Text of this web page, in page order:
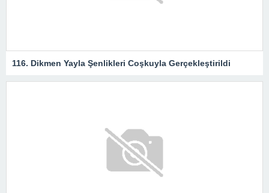
116. Dikmen Yayla Şenlikleri Coşkuyla Gerçekleştirildi